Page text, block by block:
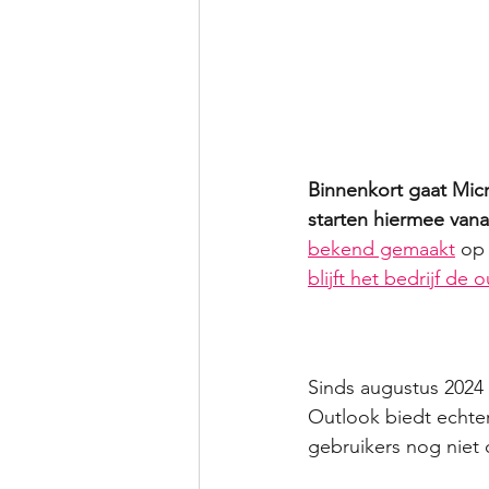
Binnenkort gaat
starten hiermee
bekend gemaakt op
blijft het bedrijf de
Sinds augustus
Outlook biedt
gebruikers nog